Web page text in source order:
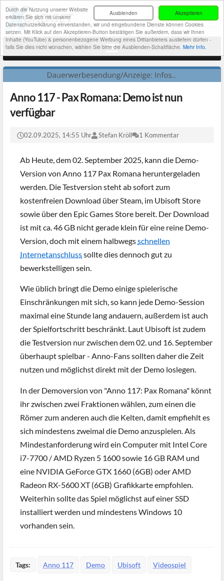
Akzeptieren
Ausblenden
Durch die Nutzung unserer Website
erklären Sie sich mit unserer
Datenschutzerklärung einverstanden, wir und eingebundene Dienste können Cookies
setzen. Mit Klick auf den Akzeptieren-Button bestätigen Sie außerdem, dass wir Ihnen
Inhalte (YouTube) & personenbezogene Werbung eines Drittanbieters ausliefern dürfen -
falls Sie dies nicht wünschen, wählen Sie bitte die Ausblenden-Schaltfläche. Mehr Info.
Anno 117 - Pax Romana: Demo ist nun
verfügbar
02.09.2025, 14:55 Uhr Stefan Kröll 1 Kommentar
Ab Heute, dem 02. September 2025, kann die Demo-
Version von Anno 117 Pax Romana heruntergeladen
werden. Die Testversion steht ab sofort zum
kostenfreien Download über Steam, im Ubisoft Store
sowie über den Epic Games Store bereit. Der Download
ist mit ca. 46 GB nicht gerade klein für eine reine Demo-
Version, doch mit einem halbwegsschnellen
Internetanschlusssollte dies dennoch gut zu
bewerkstelligen sein.
Wie üblich bringt die Demo einige spielerische
Einschränkungen mit sich, so kann jede Demo-Session
maximal eine Stunde lang andauern, außerdem ist auch
der Spielfortschritt beschränkt. Laut Ubisoft ist zudem
die Testversion nur zwischen dem 02. und 16. September
überhaupt spielbar - Anno-Fans sollten daher die Zeit
nutzen und möglichst direkt mit der Demo loslegen.
In der Demoversion von "Anno 117: Pax Romana" könnt
ihr zwischen zwei Fraktionen wählen, zum einen die
Römer zum anderen auch die Kelten, damit empfiehlt es
sich mindestens zweimal die Demo anzuspielen. Als
Mindestanforderung wird ein Computer mit Intel Core
i7-7700 / AMD Ryzen 5 1600 sowie 16 GB RAM und
eine NVIDIA GeForce GTX 1660 (6GB) oder AMD
Radeon RX-5600 XT (6GB) Grafikkarte empfohlen.
Weiterhin sollte das Spiel möglichst auf einer SSD
installiert werden und mindestens Windows 10
vorhanden sein.
Tags: Anno 117 Demo Ubisoft Videospiel